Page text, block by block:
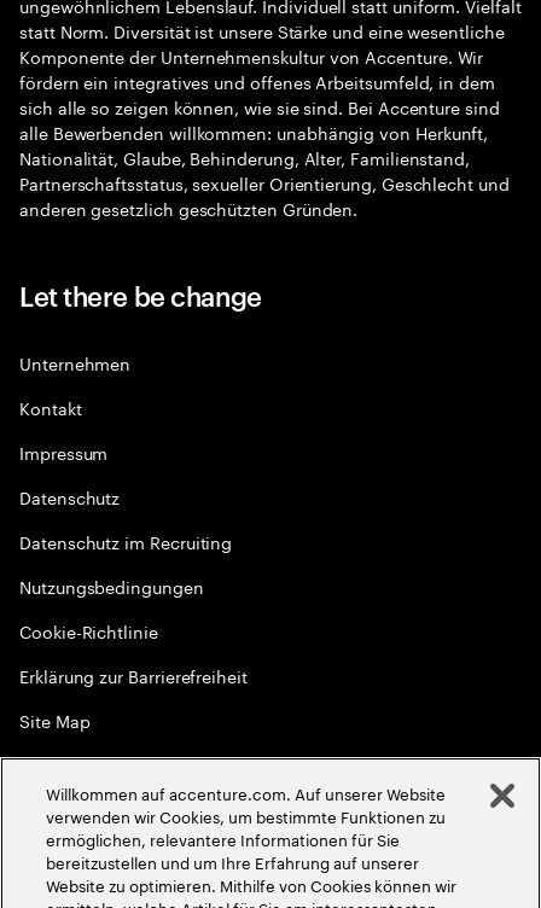
statt Norm. Diversität ist unsere Stärke und eine wesentliche
Komponente der Unternehmenskultur von Accenture. Wir
fördern ein integratives und offenes Arbeitsumfeld, in dem
sich alle so zeigen können, wie sie sind. Bei Accenture sind
alle Bewerbenden willkommen: unabhängig von Herkunft,
Nationalität, Glaube, Behinderung, Alter, Familienstand,
Partnerschaftsstatus, sexueller Orientierung, Geschlecht und
anderen gesetzlich geschützten Gründen.
Let there be change
Unternehmen
Kontakt
Impressum
Datenschutz
Datenschutz im Recruiting
Nutzungsbedingungen
Cookie-Richtlinie
Erklärung zur Barrierefreiheit
Site Map
Globale Meritokratie
2026Accenture. Alle Rechte vorbehalten
Willkommen auf accenture.com. Auf unserer Website
verwenden wir Cookies, um bestimmte Funktionen zu
ermöglichen, relevantere Informationen für Sie
bereitzustellen und um Ihre Erfahrung auf unserer
Website zu optimieren. Mithilfe von Cookies können wir